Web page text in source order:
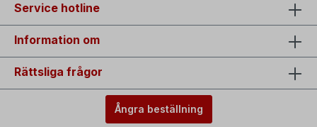
Service hotline
Information om
Rättsliga frågor
Ångra beställning